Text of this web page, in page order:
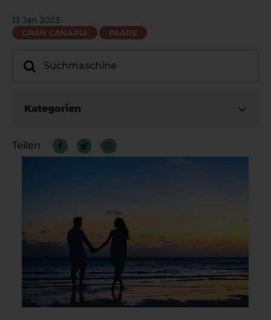
La Palma Tenerife
13 Jan 2023
GRAN CANARIA PAARE
Kategorien
Teilen